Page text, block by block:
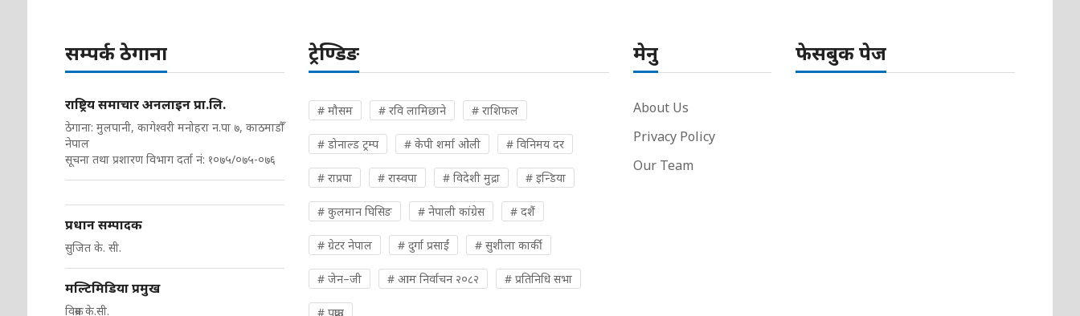
सम्पर्क ठेगाना
राष्ट्रिय समाचार अनलाइन प्रा.लि.
ठेगाना: मुलपानी, कागेश्वरी मनोहरा न.पा ७, काठमाडौँ
नेपाल
सूचना तथा प्रशारण विभाग दर्ता नं: १०७५/०७५-०७६
प्रधान सम्पादक
सुजित के. सी.
मल्टिमिडिया प्रमुख
विक्रम के.सी.
ट्रेण्डिङ
# मौसम # रवि लामिछाने # राशिफल
# डोनाल्ड ट्रम्प # केपी शर्मा ओली # विनिमय दर
# राप्रपा # रास्वपा # विदेशी मुद्रा # इन्डिया
# कुलमान घिसिङ # नेपाली कांग्रेस # दशैं
# ग्रेटर नेपाल # दुर्गा प्रसाईं # सुशीला कार्की
# जेन–जी # आम निर्वाचन २०८२ # प्रतिनिधि सभा
# पक्राउ
मेनु
About Us
Privacy Policy
Our Team
फेसबुक पेज